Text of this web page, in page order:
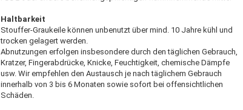
Haltbarkeit
Stouffer-Graukeile können unbenutzt über mind. 10 Jahre kühl und
trocken gelagert werden.
Abnutzungen erfolgen insbesondere durch den täglichen Gebrauch,
Kratzer, Fingerabdrücke, Knicke, Feuchtigkeit, chemische Dämpfe
usw. Wir empfehlen den Austausch je nach täglichem Gebrauch
innerhalb von 3 bis 6 Monaten sowie sofort bei offensichtlichen
Schäden.